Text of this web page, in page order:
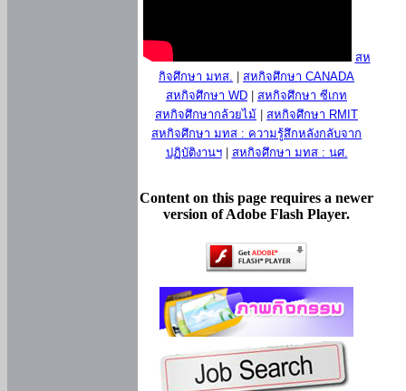
สห
กิจศึกษา มทส.
สหกิจศึกษา CANADA
สหกิจศึกษา WD
สหกิจศึกษา ซีเกท
สหกิจศึกษากล้วยไม้
สหกิจศึกษา RMIT
สหกิจศึกษา มทส : ความรู้สึกหลังกลับจาก
ปฏิบัติงานฯ| สหกิจศึกษา มทส : นศ.
Content on this page requires a newer
version of Adobe Flash Player.